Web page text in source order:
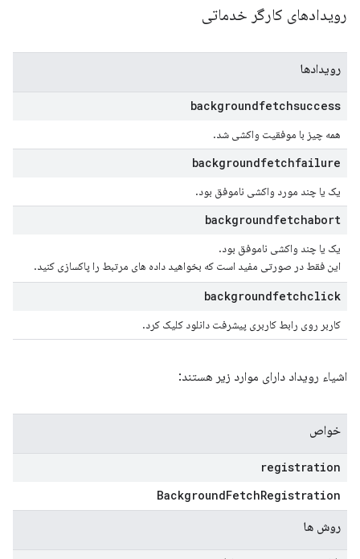
رویدادهای کارگر خدماتی
رویدادها
backgroundfetchsuccess
همه چیز با موفقیت واکشی شد.
backgroundfetchfailure
یک یا چند مورد واکشی ناموفق بود.
backgroundfetchabort
یک یا چند واکشی ناموفق بود.
این فقط در صورتی مفید است که بخواهید داده های مرتبط را پاکسازی کنید.
backgroundfetchclick
کاربر روی رابط کاربری پیشرفت دانلود کلیک کرد.
اشیاء رویداد دارای موارد زیر هستند:
خواص
registration
BackgroundFetchRegistration
روش ها